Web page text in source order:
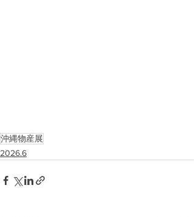
沖縄物産展
2026.6